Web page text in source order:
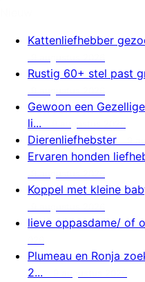
Kattenliefhebber
Rustig 60+ stel past
Gewoon een
li...
Dierenliefhebster
Ervaren honden
Koppel met kleine
lieve oppasdame/ of
Plumeau en Ronja
2...